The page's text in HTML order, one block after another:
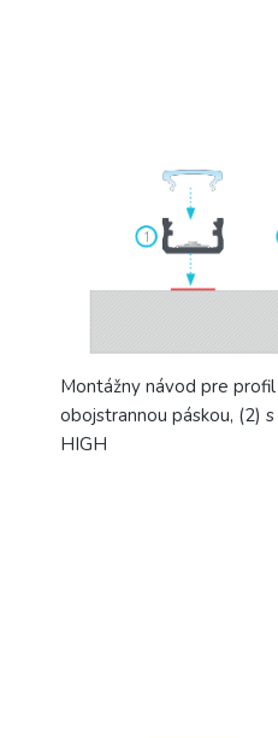
Montážny návod pre
obojstrannou páskou, (2)
HIGH